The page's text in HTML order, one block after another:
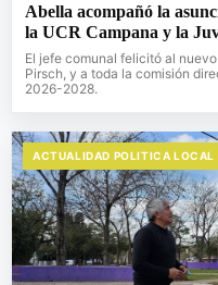
Abella acompañó la
la UCR Campana y la
El jefe comunal felicitó al
Pirsch, y a toda la comisión
2026-2028.
ACTUALIDAD POLITICA LOCAL